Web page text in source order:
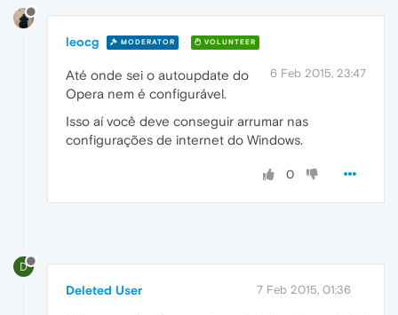
leocg MODERATOR VOLUNTEER
6 Feb 2015, 23:47
Até onde sei o autoupdate do
Opera nem é configurável.
Isso aí você deve conseguir arrumar nas
configurações de internet do Windows.
0
D
Deleted User 7 Feb 2015, 01:36